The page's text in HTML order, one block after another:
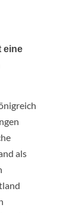
eine
als